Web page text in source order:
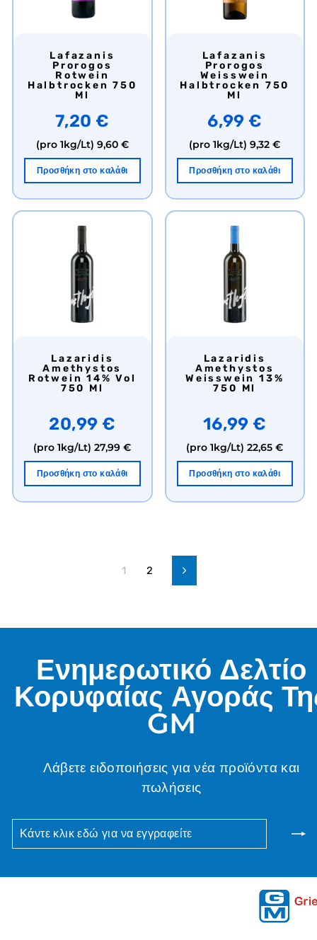
Lafazanis
Prorogos
Rotwein
Halbtrocken 750
Ml
7,20 €
(pro 1kg/Lt) 9,60 €
Προσθήκη στο καλάθι
Lafazanis
Prorogos
Weisswein
Halbtrocken 750
Ml
6,99 €
(pro 1kg/Lt) 9,32 €
Προσθήκη στο καλάθι
Lazaridis
Amethystos
Rotwein 14% Vol
750 Ml
20,99 €
(pro 1kg/Lt) 27,99 €
Προσθήκη στο καλάθι
Lazaridis
Amethystos
Weisswein 13%
750 Ml
16,99 €
(pro 1kg/Lt) 22,65 €
Προσθήκη στο καλάθι
1 2 Προς
τα
Ενημερωτικό Δελτίο
Κορυφαίας Αγοράς
GM
Λάβετε ειδοποιήσεις για νέα προϊόντα και
πωλήσεις
ΚΛΙΚ
ΕΔΏ